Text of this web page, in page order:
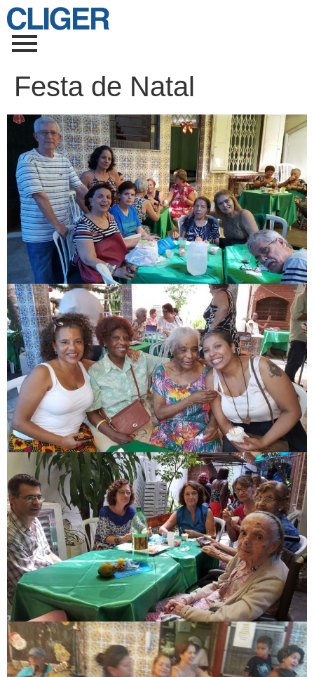
Festa de Natal